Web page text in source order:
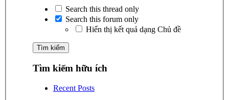
Search this thread only
Search this forum only
Hiển thị kết quả dạng Chủ đề
Tìm kiếm hữu ích
Recent Posts